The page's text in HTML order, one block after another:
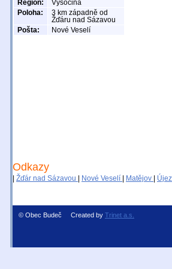
Region:
Vysočina
Poloha:
3 km západně od
Žďáru nad Sázavou
Pošta:
Nové Veselí
Odkazy
Žďár nad Sázavou Nové Veselí Matějov
© Obec Budeč Created by Trinet a.s.